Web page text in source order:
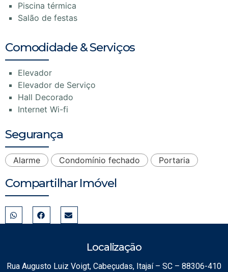
Piscina térmica
Salão de festas
Comodidade & Serviços
Elevador
Elevador de Serviço
Hall Decorado
Internet Wi-fi
Segurança
Alarme Condomínio fechado Portaria
Compartilhar Imóvel
Localização
Rua Augusto Luiz Voigt, Cabeçudas, Itajaí – SC – 88306-410